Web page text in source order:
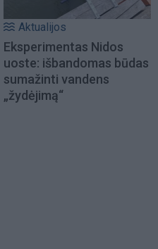
Aktualijos
Eksperimentas Nidos
uoste: išbandomas būdas
sumažinti vandens
„žydėjimą“